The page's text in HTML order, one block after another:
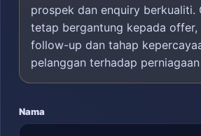
prospek dan enquiry berkualiti.
tetap bergantung kepada offer,
follow-up dan tahap
pelanggan terhadap
Nama